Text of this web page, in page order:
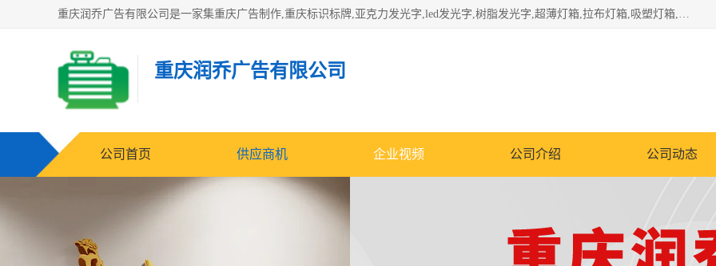
重庆润乔广告有限公司是一家集重庆广告制作,重庆标识标牌,亚克力发光字,led发光字,树脂发光字,超薄灯箱,拉布灯箱,吸塑灯箱,门头招牌,企业形象墙,写真喷绘,x展架,拉网展架,广告展架,条幅,锦旗设计,制作,施工,维护为一体的专业化广告公司.
重庆润乔广告有限公司
公司首页 供应商机 企业视频 公司介绍 公司动态